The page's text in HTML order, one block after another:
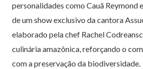
personalidades como Cauã Reymond
de um show exclusivo da cantora
elaborado pela chef Rachel
culinária amazônica, reforçando o
com a preservação da biodiversidade.